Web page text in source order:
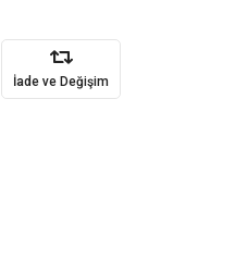
İade ve Değişim